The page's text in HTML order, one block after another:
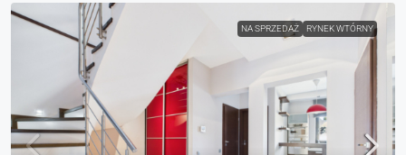
NA SPRZEDAŻ RYNEK WTÓRNY